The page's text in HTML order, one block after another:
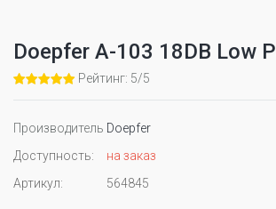
Doepfer A-103 18DB Low
Рейтинг: 5/5
Производитель Doepfer
Доступность:
на заказ
Артикул:
564845